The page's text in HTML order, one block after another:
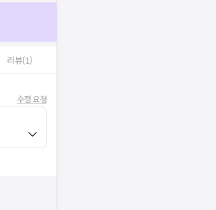
리뷰(1)
수정 요청